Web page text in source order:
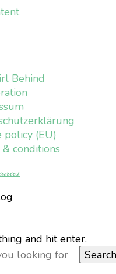
Behind
policy (EU)
conditions
and hit enter.